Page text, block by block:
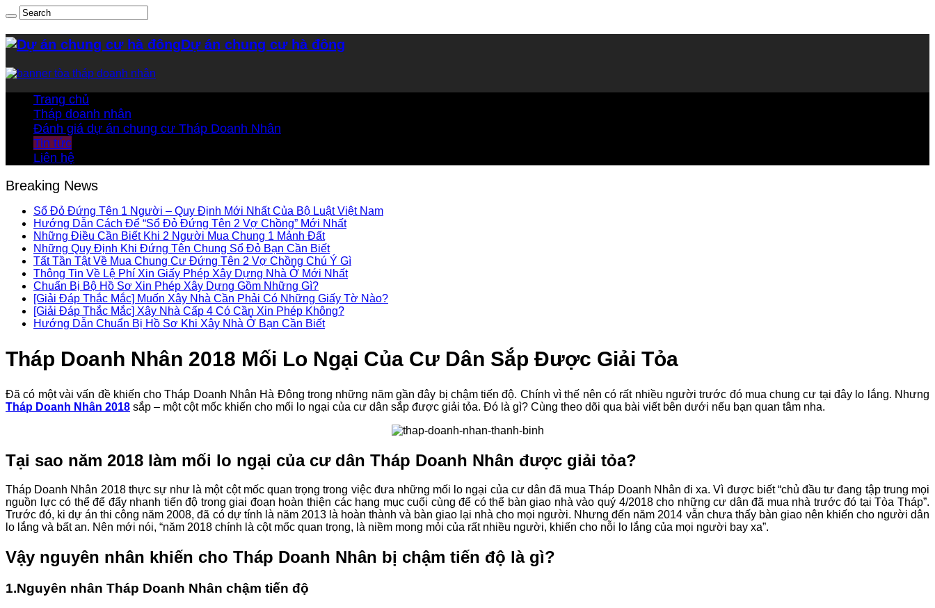
Dự án chung cư hà đông
Trang chủ
Tháp doanh nhân
Đánh giá dự án chung cư Tháp Doanh Nhân
Tin tức
Liên hệ
Breaking News
Sổ Đỏ Đứng Tên 1 Người – Quy Định Mới Nhất Của Bộ Luật Việt Nam
Hướng Dẫn Cách Để “Sổ Đỏ Đứng Tên 2 Vợ Chồng” Mới Nhất
Những Điều Cần Biết Khi 2 Người Mua Chung 1 Mảnh Đất
Những Quy Định Khi Đứng Tên Chung Sổ Đỏ Bạn Cần Biết
Tất Tần Tật Về Mua Chung Cư Đứng Tên 2 Vợ Chồng Chú Ý Gì
Thông Tin Về Lệ Phí Xin Giấy Phép Xây Dựng Nhà Ở Mới Nhất
Chuẩn Bị Bộ Hồ Sơ Xin Phép Xây Dựng Gồm Những Gì?
[Giải Đáp Thắc Mắc] Muốn Xây Nhà Cần Phải Có Những Giấy Tờ Nào?
[Giải Đáp Thắc Mắc] Xây Nhà Cấp 4 Có Cần Xin Phép Không?
Hướng Dẫn Chuẩn Bị Hồ Sơ Khi Xây Nhà Ở Bạn Cần Biết
Tháp Doanh Nhân 2018 Mối Lo Ngại Của Cư Dân Sắp Được Giải Tỏa
Đã có một vài vấn đề khiến cho Tháp Doanh Nhân Hà Đông trong những năm gần đây bị chậm tiến độ. Chính vì thế nên có rất nhiều người trước đó mua chung cư tại đây lo lắng. Nhưng
Tháp Doanh Nhân 2018 sắp – một cột mốc khiến cho mối lo ngại của cư dân sắp được giải tỏa. Đó là gì? Cùng theo dõi qua bài viết bên dưới nếu bạn quan tâm nha.
Tại sao năm 2018 làm mối lo ngại của cư dân Tháp Doanh Nhân được giải tỏa?
Tháp Doanh Nhân 2018 thực sự như là một cột mốc quan trọng trong việc đưa những mối lo ngại của cư dân đã mua Tháp Doanh Nhân đi xa. Vì được biết “chủ đầu tư đang tập trung mọi
nguồn lực có thể để đẩy nhanh tiến độ trong giai đoạn hoàn thiện các hạng mục cuối cùng để có thể bàn giao nhà vào quý 4/2018 cho những cư dân đã mua nhà trước đó tại Tòa Tháp”.
Trước đó, ki dự án thi công năm 2008, đã có dự tính là năm 2013 là hoàn thành và bàn giao lại nhà cho mọi người. Nhưng đến năm 2014 vẫn chưa thấy bàn giao nên khiến cho người dân
lo lắng và bất an. Nên mới nói, “năm 2018 chính là cột mốc quan trọng, là niềm mong mỏi của rất nhiều người, khiến cho nỗi lo lắng của mọi người bay xa”.
Vậy nguyên nhân khiến cho Tháp Doanh Nhân bị chậm tiến độ là gì?
1.Nguyên nhân Tháp Doanh Nhân chậm tiến độ